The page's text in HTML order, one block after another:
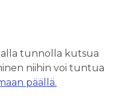
tunnolla kutsua
niihin voi tuntua
päällä.